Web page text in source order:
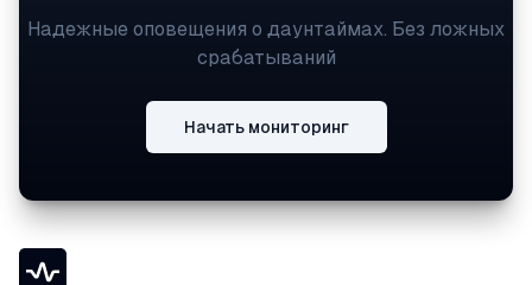
Надежные оповещения о даунтаймах. Без ложных
срабатываний
Начать мониторинг